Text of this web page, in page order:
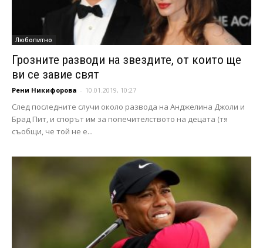
Любопитно
Грозните разводи на звездите, от които ще
ви се завие свят
Рени Никифорова - 10.01.2019, 10:27
След последните случи около развода на Анджелина Джоли и
Брад Пит, и спорът им за попечителството на децата (тя
съобщи, че той не е...